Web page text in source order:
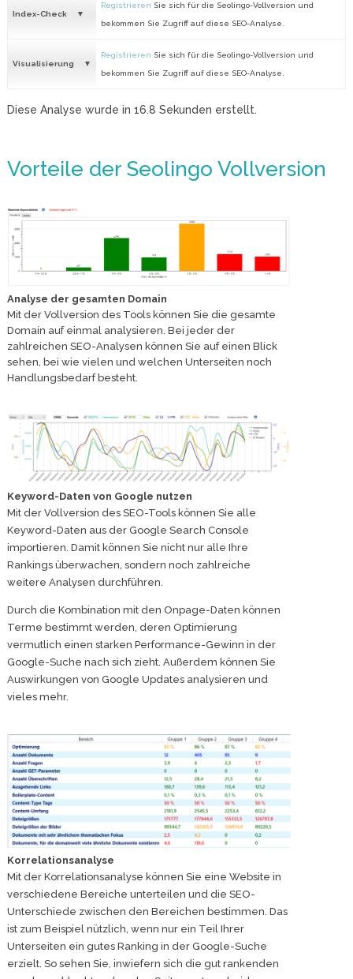
Index-Check
Registrieren Sie sich für die Seolingo-Vollversion und
bekommen Sie Zugriff auf diese SEO-Analyse.
Visualisierung
Registrieren Sie sich für die Seolingo-Vollversion und
bekommen Sie Zugriff auf diese SEO-Analyse.
Diese Analyse wurde in 16.8 Sekunden erstellt.
Vorteile der Seolingo Vollversion
Analyse der gesamten Domain
Mit der Vollversion des Tools können Sie die gesamte
Domain auf einmal analysieren. Bei jeder der
zahlreichen SEO-Analysen können Sie auf einen Blick
sehen, bei wie vielen und welchen Unterseiten noch
Handlungsbedarf besteht.
Keyword-Daten von Google nutzen
Mit der Vollversion des SEO-Tools können Sie alle
Keyword-Daten aus der Google Search Console
importieren. Damit können Sie nicht nur alle Ihre
Rankings überwachen, sondern noch zahlreiche
weitere Analysen durchführen.
Durch die Kombination mit den Onpage-Daten können
Terme bestimmt werden, deren Optimierung
vermutlich einen starken Performance-Gewinn in der
Google-Suche nach sich zieht. Außerdem können Sie
Auswirkungen von Google Updates analysieren und
vieles mehr.
Korrelationsanalyse
Mit der Korrelationsanalyse können Sie eine Website in
verschiedene Bereiche unterteilen und die SEO-
Unterschiede zwischen den Bereichen bestimmen. Das
ist zum Beispiel nützlich, wenn nur ein Teil Ihrer
Unterseiten ein gutes Ranking in der Google-Suche
erzielt. So sehen Sie, inwiefern sich die gut rankenden